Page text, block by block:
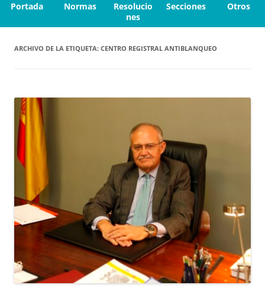
Portada Normas
Resolucio
nes
Secciones Otros
ARCHIVO DE LA ETIQUETA: CENTRO REGISTRAL ANTIBLANQUEO